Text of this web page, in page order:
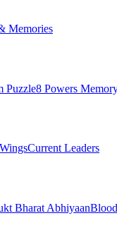
Memories
Puzzle8 Powers
WingsCurrent Leaders
Bharat Abhiyaan